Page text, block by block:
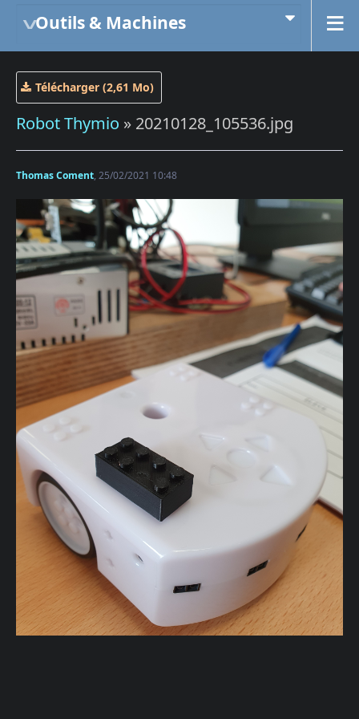
Outils & Machines
Télécharger (2,61 Mo)
Robot Thymio » 20210128_105536.jpg
Thomas Coment, 25/02/2021 10:48